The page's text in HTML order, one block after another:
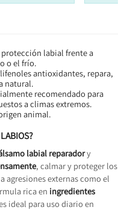
labial frente a
o el frío.
antioxidantes, repara,
natural.
recomendado para
a climas extremos.
animal.
labial reparadory
, calmar y proteger los
agresiones externas como el
rica en ingredientes
ideal para uso diario en